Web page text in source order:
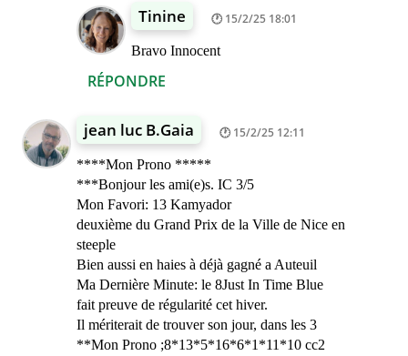
RÉPONDRE
Tinine 15/2/25 18:01
Bravo Innocent
jean luc B.Gaia 15/2/25 12:11
****Mon Prono *****
***Bonjour les ami(e)s. IC 3/5
Mon Favori: 13 Kamyador
deuxième du Grand Prix de la Ville de Nice en
steeple
Bien aussi en haies à déjà gagné a Auteuil
Ma Dernière Minute: le 8Just In Time Blue
fait preuve de régularité cet hiver.
Il mériterait de trouver son jour, dans les 3
**Mon Prono ;8*13*5*16*6*1*11*10 cc2